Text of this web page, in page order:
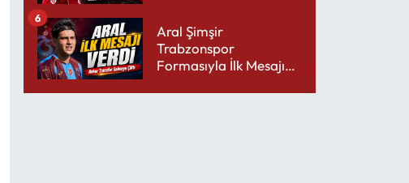
Aral Şimşir
Trabzonspor
Formasıyla İlk Mesajını
6